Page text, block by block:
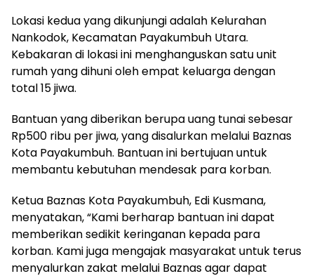
Lokasi kedua yang dikunjungi adalah Kelurahan
Nankodok, Kecamatan Payakumbuh Utara.
Kebakaran di lokasi ini menghanguskan satu unit
rumah yang dihuni oleh empat keluarga dengan
total 15 jiwa.
Bantuan yang diberikan berupa uang tunai sebesar
Rp500 ribu per jiwa, yang disalurkan melalui Baznas
Kota Payakumbuh. Bantuan ini bertujuan untuk
membantu kebutuhan mendesak para korban.
Ketua Baznas Kota Payakumbuh, Edi Kusmana,
menyatakan, “Kami berharap bantuan ini dapat
memberikan sedikit keringanan kepada para
korban. Kami juga mengajak masyarakat untuk terus
menyalurkan zakat melalui Baznas agar dapat